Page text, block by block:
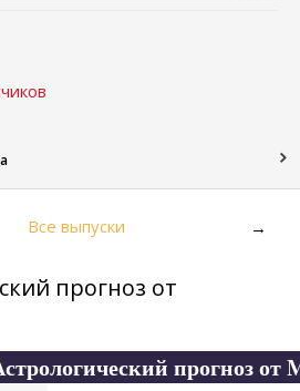
Все выпуски →
прогноз от
прогноз от